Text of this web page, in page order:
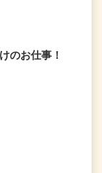
のお仕事！